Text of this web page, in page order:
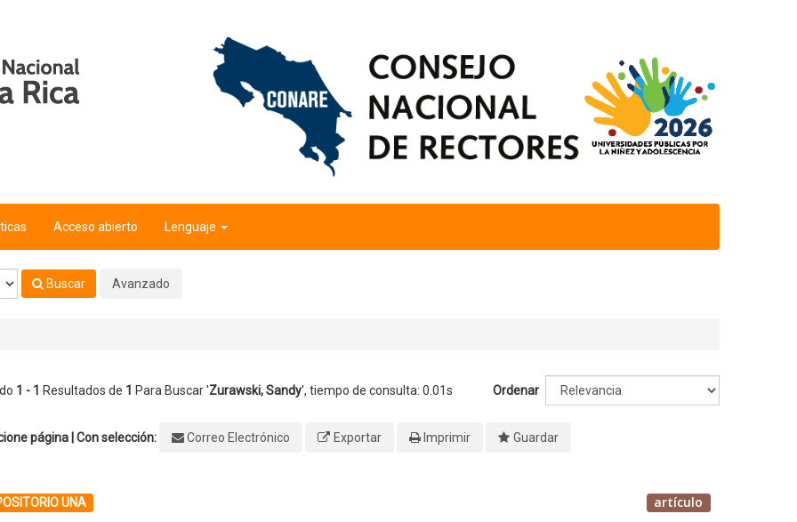
Acceso abierto Lenguaje
Buscar Avanzado
1 - 1 Resultados de 1 Para Buscar 'Zurawski, Sandy', tiempo de consulta: 0.01s Ordenar
página | Con selección: Correo Electrónico Exportar Imprimir Guardar
el número de resultado 1
UNA artículo